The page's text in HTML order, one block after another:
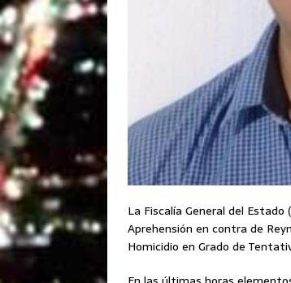
La Fiscalía General del
Aprehensión en contra de
Homicidio en Grado de